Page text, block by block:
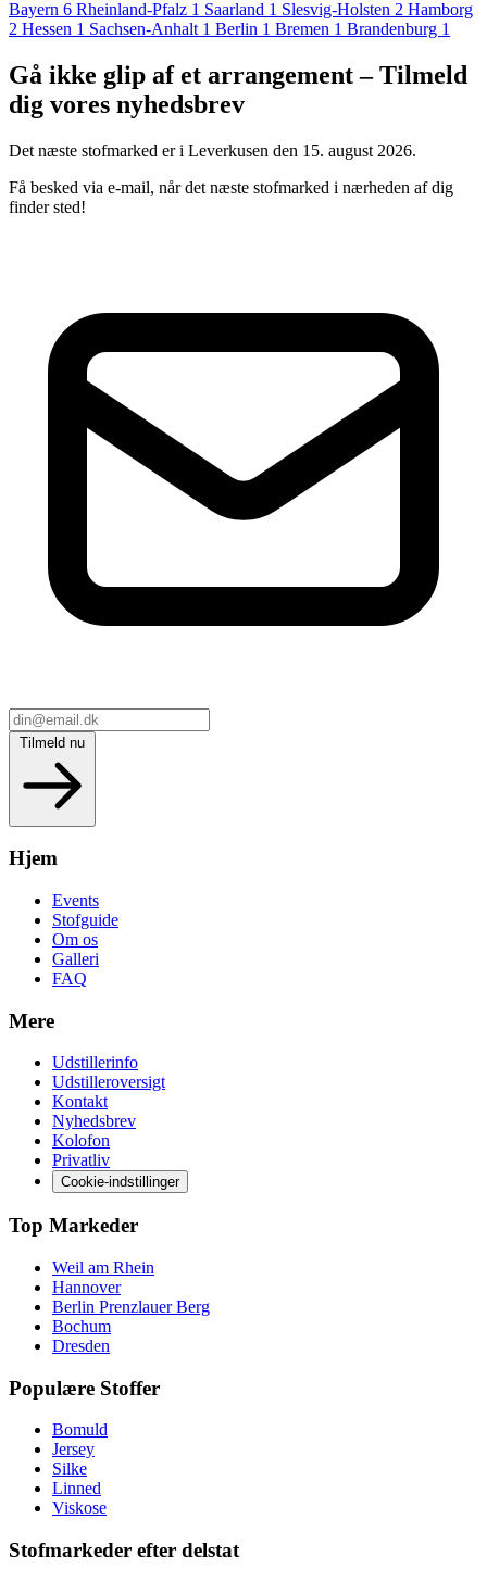
Bayern 6 Rheinland-Pfalz 1 Saarland 1 Slesvig-Holsten 2 Hamborg
2 Hessen 1 Sachsen-Anhalt 1 Berlin 1 Bremen 1 Brandenburg 1
Gå ikke glip af et arrangement – Tilmeld
dig vores nyhedsbrev
Det næste stofmarked er i Leverkusen den 15. august 2026.
Få besked via e-mail, når det næste stofmarked i nærheden af dig
finder sted!
Tilmeld nu
Hjem
Events
Stofguide
Om os
Galleri
FAQ
Mere
Udstillerinfo
Udstilleroversigt
Kontakt
Nyhedsbrev
Kolofon
Privatliv
Cookie-indstillinger
Top Markeder
Weil am Rhein
Hannover
Berlin Prenzlauer Berg
Bochum
Dresden
Populære Stoffer
Bomuld
Jersey
Silke
Linned
Viskose
Stofmarkeder efter delstat